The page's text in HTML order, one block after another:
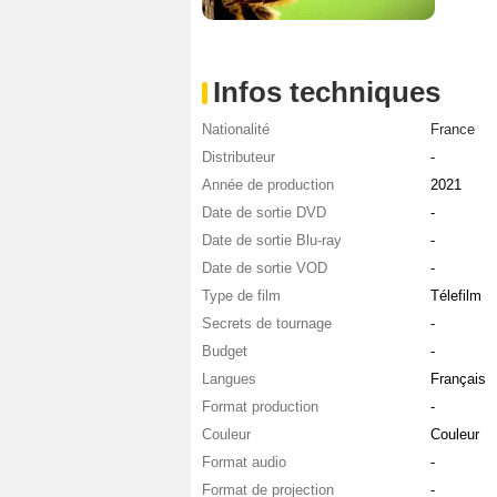
Infos techniques
Nationalité
France
Distributeur
-
Année de production
2021
Date de sortie DVD
-
Date de sortie Blu-ray
-
Date de sortie VOD
-
Type de film
Télefilm
Secrets de tournage
-
Budget
-
Langues
Français
Format production
-
Couleur
Couleur
Format audio
-
Format de projection
-